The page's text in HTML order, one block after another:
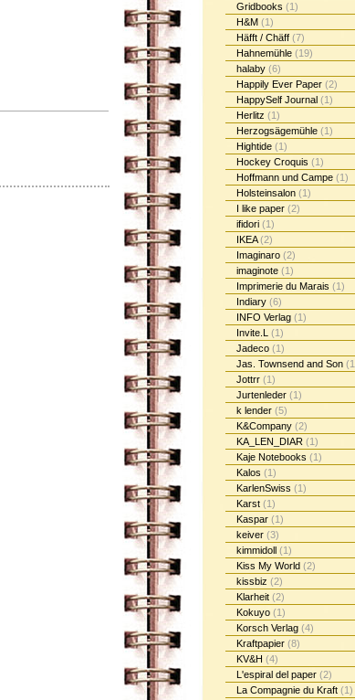
Gridbooks (1)
H&M (1)
Häfft / Chäff (7)
Hahnemühle (19)
halaby (6)
Happily Ever Paper (2)
HappySelf Journal (1)
Herlitz (1)
Herzogsägemühle (1)
Hightide (1)
Hockey Croquis (1)
Hoffmann und Campe (1)
Holsteinsalon (1)
I like paper (2)
ifidori (1)
IKEA(2)
Imaginaro (2)
imaginote (1)
Imprimerie du Marais (1)
Indiary (6)
INFO Verlag (1)
Invite.L (1)
Jadeco (1)
Jas. Townsend and Son
Jottrr (1)
Jurtenleder (1)
k lender (5)
K&Company (2)
KA_LEN_DIAR (1)
Kaje Notebooks (1)
Kalos (1)
KarlenSwiss (1)
Karst (1)
Kaspar (1)
keiver (3)
kimmidoll (1)
Kiss My World (2)
kissbiz (2)
Klarheit (2)
Kokuyo (1)
Korsch Verlag (4)
Kraftpapier (8)
KV&H (4)
L'espiral del paper (2)
La Compagnie du Kraft (1)